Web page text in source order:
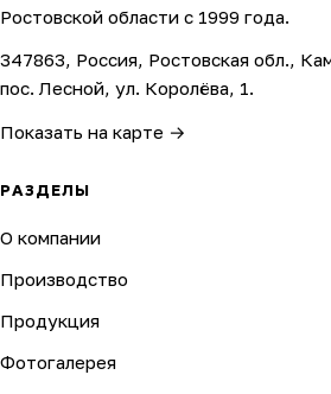
Ростовской области с 1999 года.
347863, Россия, Ростовская обл.,
пос. Лесной, ул. Королёва, 1.
Показать на карте →
РАЗДЕЛЫ
О компании
Производство
Продукция
Фотогалерея